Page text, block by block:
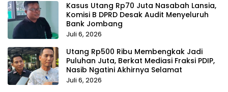
Kasus Utang Rp70 Juta Nasabah Lansia,
Komisi B DPRD Desak Audit Menyeluruh
Bank Jombang
Juli 6, 2026
Utang Rp500 Ribu Membengkak Jadi
Puluhan Juta, Berkat Mediasi Fraksi PDIP,
Nasib Ngatini Akhirnya Selamat
Juli 6, 2026